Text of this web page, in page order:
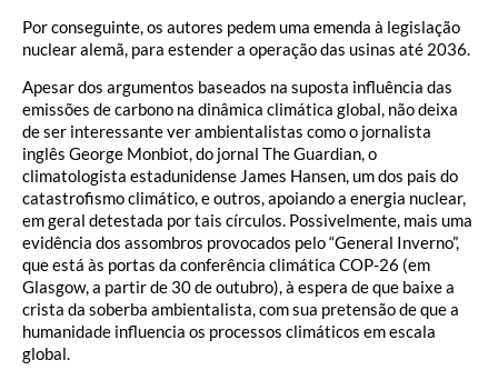
Por conseguinte, os autores pedem uma emenda à legislação
nuclear alemã, para estender a operação das usinas até 2036.
Apesar dos argumentos baseados na suposta influência das
emissões de carbono na dinâmica climática global, não deixa
de ser interessante ver ambientalistas como o jornalista
inglês George Monbiot, do jornal The Guardian, o
climatologista estadunidense James Hansen, um dos pais do
catastrofismo climático, e outros, apoiando a energia nuclear,
em geral detestada por tais círculos. Possivelmente, mais uma
evidência dos assombros provocados pelo “General Inverno”,
que está às portas da conferência climática COP-26 (em
Glasgow, a partir de 30 de outubro), à espera de que baixe a
crista da soberba ambientalista, com sua pretensão de que a
humanidade influencia os processos climáticos em escala
global.